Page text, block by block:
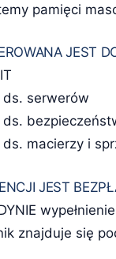
pamięci
JEST
serwerów
macierzy i
JEST
znajduje się